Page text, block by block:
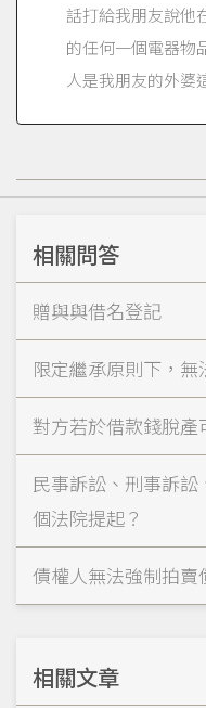
話打給我朋友說他
的任何一個電器物
人是我朋友的外婆
相關問答
贈與與借名登記
限定繼承原則下，
對方若於借款錢脫產
民事訴訟、刑事訴
個法院提起？
債權人無法強制拍賣
相關文章